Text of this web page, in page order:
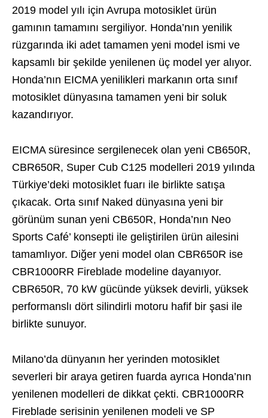
2019 model yılı için Avrupa motosiklet ürün
gamının tamamını sergiliyor. Honda’nın yenilik
rüzgarında iki adet tamamen yeni model ismi ve
kapsamlı bir şekilde yenilenen üç model yer alıyor.
Honda’nın EICMA yenilikleri markanın orta sınıf
motosiklet dünyasına tamamen yeni bir soluk
kazandırıyor.
EICMA süresince sergilenecek olan yeni CB650R,
CBR650R, Super Cub C125 modelleri 2019 yılında
Türkiye’deki motosiklet fuarı ile birlikte satışa
çıkacak. Orta sınıf Naked dünyasına yeni bir
görünüm sunan yeni CB650R, Honda’nın Neo
Sports Café’ konsepti ile geliştirilen ürün ailesini
tamamlıyor. Diğer yeni model olan CBR650R ise
CBR1000RR Fireblade modeline dayanıyor.
CBR650R, 70 kW gücünde yüksek devirli, yüksek
performanslı dört silindirli motoru hafif bir şasi ile
birlikte sunuyor.
Milano’da dünyanın her yerinden motosiklet
severleri bir araya getiren fuarda ayrıca Honda’nın
yenilenen modelleri de dikkat çekti. CBR1000RR
Fireblade serisinin yenilenen modeli ve SP